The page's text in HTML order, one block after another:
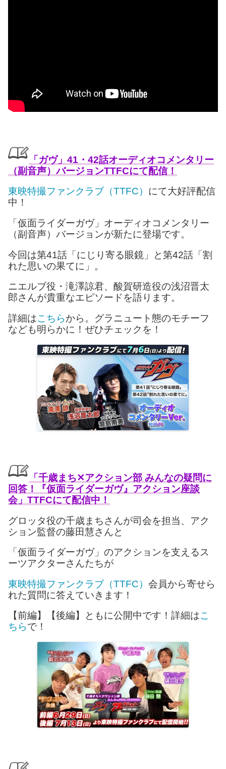
「ガヴ」41・42話オーディオコメンタリー
（副音声）バージョンTTFCにて配信！
東映特撮ファンクラブ（TTFC） にて大好評配信
中！
「仮面ライダーガヴ」オーディオコメンタリー
（副音声）バージョンが新たに登場です。
今回は第41話「にじり寄る眼鏡」と第42話「割
れた思いの果てに」。
ニエルブ役・滝澤諒君、酸賀研造役の浅沼晋太
郎さんが貴重なエピソードを語ります。
詳細はこちらから。グラニュート態のモチーフ
なども明らかに！ぜひチェックを！
「千歳まち✕アクション部 みんなの疑問に
回答！『仮面ライダーガヴ』アクション座談
会」TTFCにて配信中 ！
グロッタ役の千歳まちさんが司会を担当、アク
ション監督の藤田慧さんと
「仮面ライダーガヴ」のアクションを支えるス
ーツアクターさんたちが
東映特撮ファンクラブ（TTFC） 会員から寄せら
れた質問に答えていきます！
【前編】【後編】ともに公開中です！詳細はこ
ちらで！